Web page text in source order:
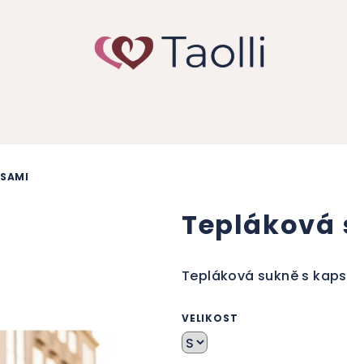
Tepláková
Tepláková sukně s
VELIKOST